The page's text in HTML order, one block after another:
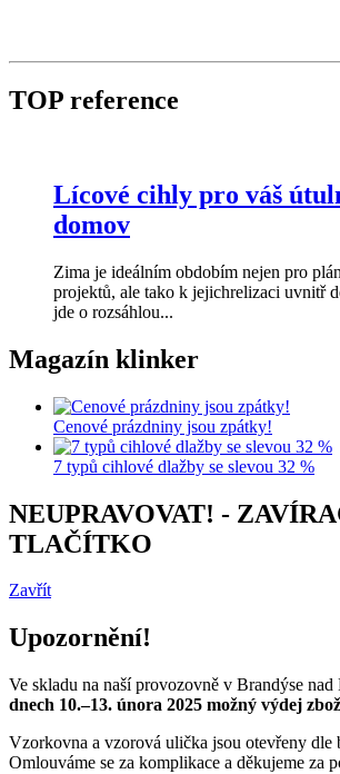
TOP reference
Lícové cihly pro váš
domov
Zima je ideálním obdobím nejen pro
projektů, ale tako k jejichrelizaci uvnitř
jde o rozsáhlou...
Magazín klinker
Cenové prázdniny jsou zpátky!
7 typů cihlové dlažby se slevou 32 %
NEUPRAVOVAT! -
TLAČÍTKO
Zavřít
Upozornění!
Ve skladu na naší provozovně v Brandýse nad
dnech 10.–13. února 2025 možný výdej
Vzorkovna a vzorová ulička jsou otevřeny dle
Omlouváme se za komplikace a děkujeme za